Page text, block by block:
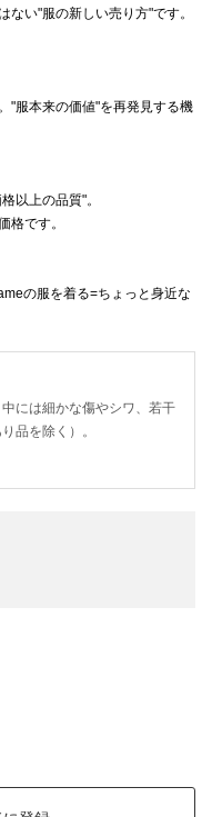
ない"服の新しい売り方"です。
"服本来の価値"を再発見する機
以上の品質"。
格です。
の服を着る=ちょっと身近な
には細かな傷やシワ、若干
品を除く）。